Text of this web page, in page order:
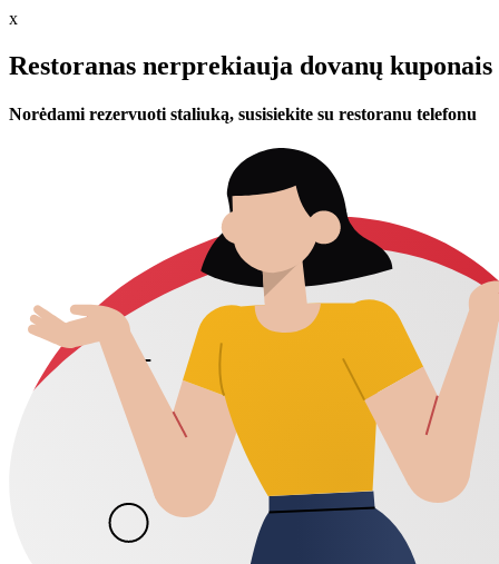
x
Restoranas nerprekiauja dovanų
Norėdami rezervuoti staliuką, susisiekite su restoranu telefonu